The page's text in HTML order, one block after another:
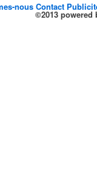
nousContact
©2013 powered